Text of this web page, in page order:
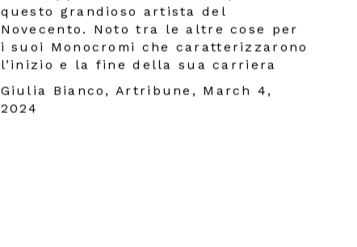
questo grandioso artista del
Novecento. Noto tra le altre cose per
i suoi Monocromi che caratterizzarono
l’inizio e la fine della sua carriera
Giulia Bianco, Artribune, March 4,
2024